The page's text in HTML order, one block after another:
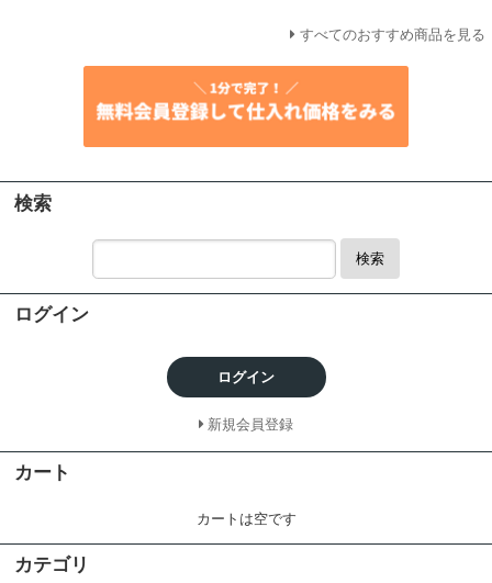
すべてのおすすめ商品を見る
検索
検索
ログイン
ログイン
新規会員登録
カート
カートは空です
カテゴリ